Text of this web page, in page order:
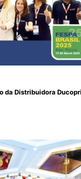
da Distribuidora